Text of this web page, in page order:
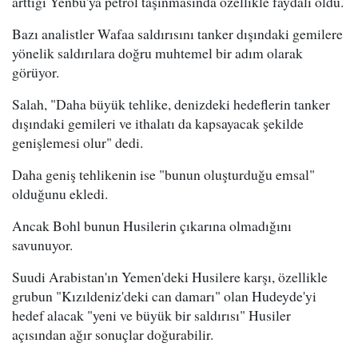
Bazı analistler Wafaa saldırısını tanker dışındaki gemilere
yönelik saldırılara doğru muhtemel bir adım olarak
görüyor.
Salah, "Daha büyük tehlike, denizdeki hedeflerin tanker
dışındaki gemileri ve ithalatı da kapsayacak şekilde
genişlemesi olur" dedi.
Daha geniş tehlikenin ise "bunun oluşturduğu emsal"
olduğunu ekledi.
Ancak Bohl bunun Husilerin çıkarına olmadığını
savunuyor.
Suudi Arabistan'ın Yemen'deki Husilere karşı, özellikle
grubun "Kızıldeniz'deki can damarı" olan Hudeyde'yi
hedef alacak "yeni ve büyük bir saldırısı" Husiler
açısından ağır sonuçlar doğurabilir.